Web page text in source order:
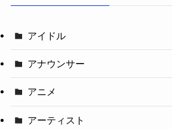
アイドル
アナウンサー
アニメ
アーティスト